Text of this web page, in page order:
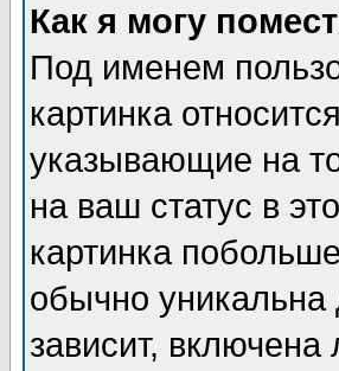
Как я могу
Под именем
картинка
указывающие на
на ваш статус в
картинка
обычно уникальна
зависит, включена